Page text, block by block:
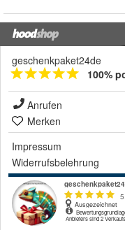
geschenkpaket24de
100%
Anrufen
Merken
Impressum
Widerrufsbelehrung